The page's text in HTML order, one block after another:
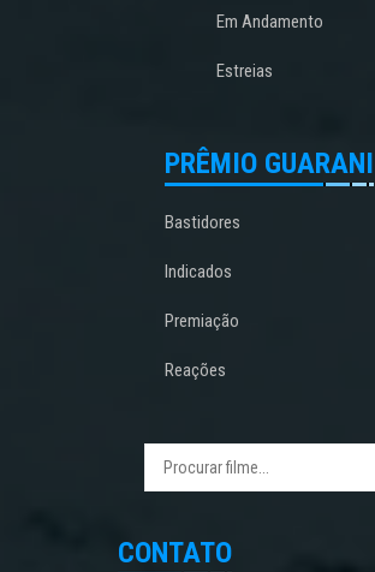
Em Andamento
Estreias
PRÊMIO GUARANI
Bastidores
Indicados
Premiação
Reações
CONTATO